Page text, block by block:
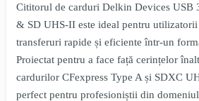
Cititorul de carduri Delkin Devices USB
& SD UHS-II este ideal pentru utilizatorii
transferuri rapide și eficiente într-un
Proiectat pentru a face față cerințelor
cardurilor CFexpress Type A și SDXC
perfect pentru profesioniștii din